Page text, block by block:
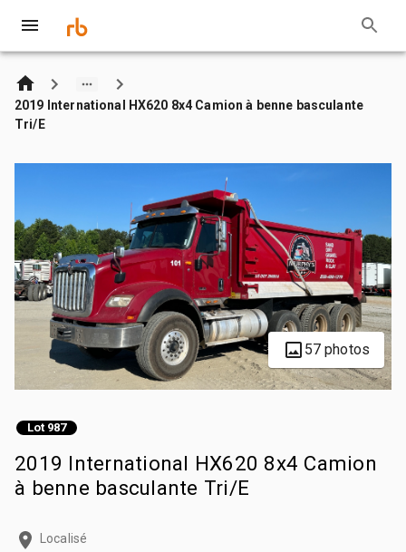
2019 International HX620 8x4 Camion à benne basculante
Tri/E
57 photos
Lot 987
2019 International HX620 8x4 Camion
à benne basculante Tri/E
Localisé